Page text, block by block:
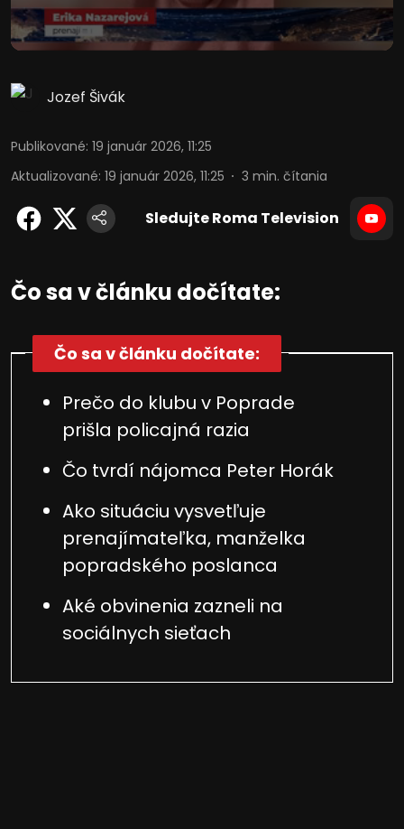
Jozef Šivák
Publikované: 19 január 2026, 11:25
Aktualizované: 19 január 2026, 11:25 3 min. čítania
Sledujte Roma Television
Čo sa v článku dočítate:
Čo sa v článku dočítate:
Prečo do klubu v Poprade
prišla policajná razia
Čo tvrdí nájomca Peter Horák
Ako situáciu vysvetľuje
prenajímateľka, manželka
popradského poslanca
Aké obvinenia zazneli na
sociálnych sieťach